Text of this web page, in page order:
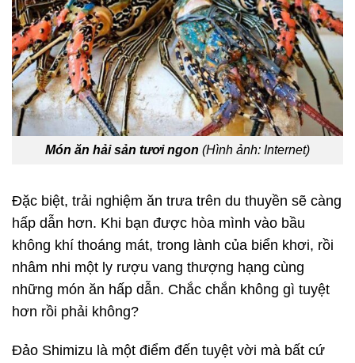
Món ăn hải sản tươi ngon (Hình ảnh: Internet)
Đặc biệt, trải nghiệm ăn trưa trên du thuyền sẽ càng
hấp dẫn hơn. Khi bạn được hòa mình vào bầu
không khí thoáng mát, trong lành của biển khơi, rồi
nhâm nhi một ly rượu vang thượng hạng cùng
những món ăn hấp dẫn. Chắc chắn không gì tuyệt
hơn rồi phải không?
Đảo Shimizu là một điểm đến tuyệt vời mà bất cứ